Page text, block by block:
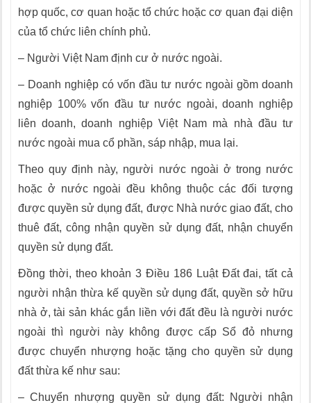
hợp quốc, cơ quan hoặc tổ chức hoặc cơ quan đại diện
của tổ chức liên chính phủ.
– Người Việt Nam định cư ở nước ngoài.
– Doanh nghiệp có vốn đầu tư nước ngoài gồm doanh
nghiệp 100% vốn đầu tư nước ngoài, doanh nghiệp
liên doanh, doanh nghiệp Việt Nam mà nhà đầu tư
nước ngoài mua cổ phần, sáp nhập, mua lại.
Theo quy định này, người nước ngoài ở trong nước
hoặc ở nước ngoài đều không thuộc các đối tượng
được quyền sử dụng đất, được Nhà nước giao đất, cho
thuê đất, công nhận quyền sử dụng đất, nhận chuyển
quyền sử dụng đất.
Đồng thời, theo khoản 3 Điều 186 Luật Đất đai, tất cả
người nhận thừa kế quyền sử dụng đất, quyền sở hữu
nhà ở, tài sản khác gắn liền với đất đều là người nước
ngoài thì người này không được cấp Sổ đỏ nhưng
được chuyển nhượng hoặc tặng cho quyền sử dụng
đất thừa kế như sau:
– Chuyển nhượng quyền sử dụng đất: Người nhận